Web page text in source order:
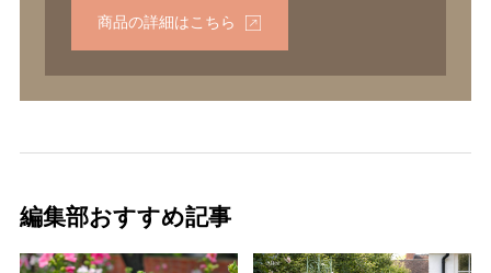
商品の詳細はこちら
編集部おすすめ記事